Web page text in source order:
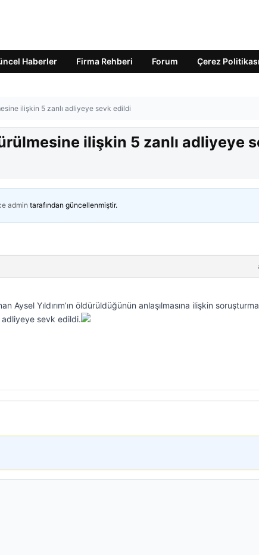
Haberler Firma Rehberi Forum Çerez Politikası
ilişkin 5 zanlı adliyeye sevk edildi
ilişkin 5 zanlı adliyeye
admin tarafından güncellenmiştir.
Aysel Yıldırım’ın öldürüldüğünün anlaşılmasına ilişkin soruşturma
adliyeye sevk edildi.